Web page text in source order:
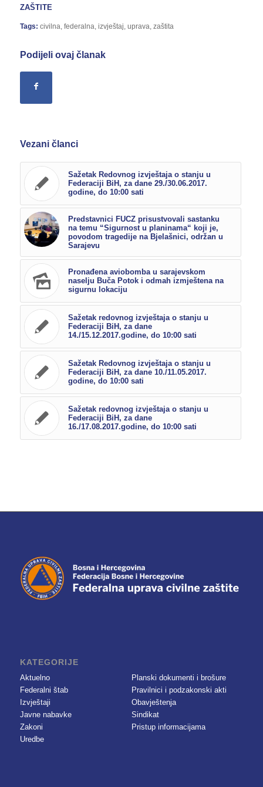
ZAŠTITE
Tags: civilna federalna izvještaj uprava zaštita
Podijeli ovaj članak
Vezani članci
Sažetak Redovnog izvještaja o stanju u
Federaciji BiH, za dane 29./30.06.2017.
godine, do 10:00 sati
Predstavnici FUCZ prisustvovali sastanku
na temu “Sigurnost u planinama“ koji je,
povodom tragedije na Bjelašnici, održan u
Sarajevu
Pronađena aviobomba u sarajevskom
naselju Buča Potok i odmah izmještena na
sigurnu lokaciju
Sažetak redovnog izvještaja o stanju u
Federaciji BiH, za dane
14./15.12.2017.godine, do 10:00 sati
Sažetak Redovnog izvještaja o stanju u
Federaciji BiH, za dane 10./11.05.2017.
godine, do 10:00 sati
Sažetak redovnog izvještaja o stanju u
Federaciji BiH, za dane
16./17.08.2017.godine, do 10:00 sati
KATEGORIJE
Aktuelno
Federalni štab
Izvještaji
Javne nabavke
Zakoni
Uredbe
Planski dokumenti i brošure
Pravilnici i podzakonski akti
Obavještenja
Sindikat
Pristup informacijama